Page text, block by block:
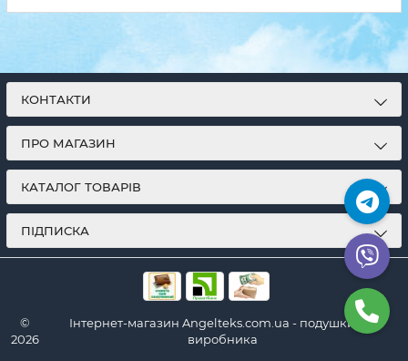
КОНТАКТИ
ПРО МАГАЗИН
КАТАЛОГ ТОВАРІВ
ПІДПИСКА
©
2026
Інтернет-магазин Angelteks.com.ua - подушки від
виробника